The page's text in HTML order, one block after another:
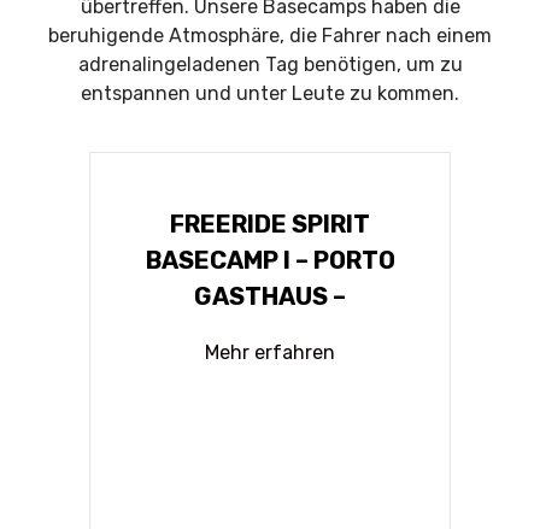
übertreffen. Unsere Basecamps haben die
beruhigende Atmosphäre, die Fahrer nach einem
adrenalingeladenen Tag benötigen, um zu
entspannen und unter Leute zu kommen.
FREERIDE SPIRIT
BASECAMP I – PORTO
GASTHAUS –
Mehr erfahren